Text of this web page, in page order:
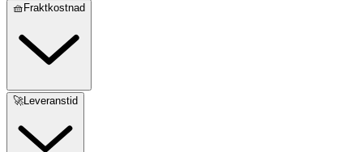
🧺Fraktkostnad
🚀Leveranstid